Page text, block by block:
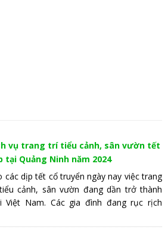
vụ trang trí tiểu cảnh, sân vườn tết
tại Quảng Ninh năm 2024
các dịp tết cổ truyển ngày nay việc trang
cảnh, sân vườn đang dần trở thành
Nam. Các gia đình đang rục rịch